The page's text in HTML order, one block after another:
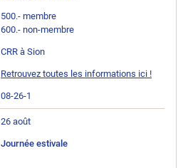
500.- membre
600.- non-membre
CRR à Sion
Retrouvez toutes les informations ici !
08-26-1
26 août
Journée estivale